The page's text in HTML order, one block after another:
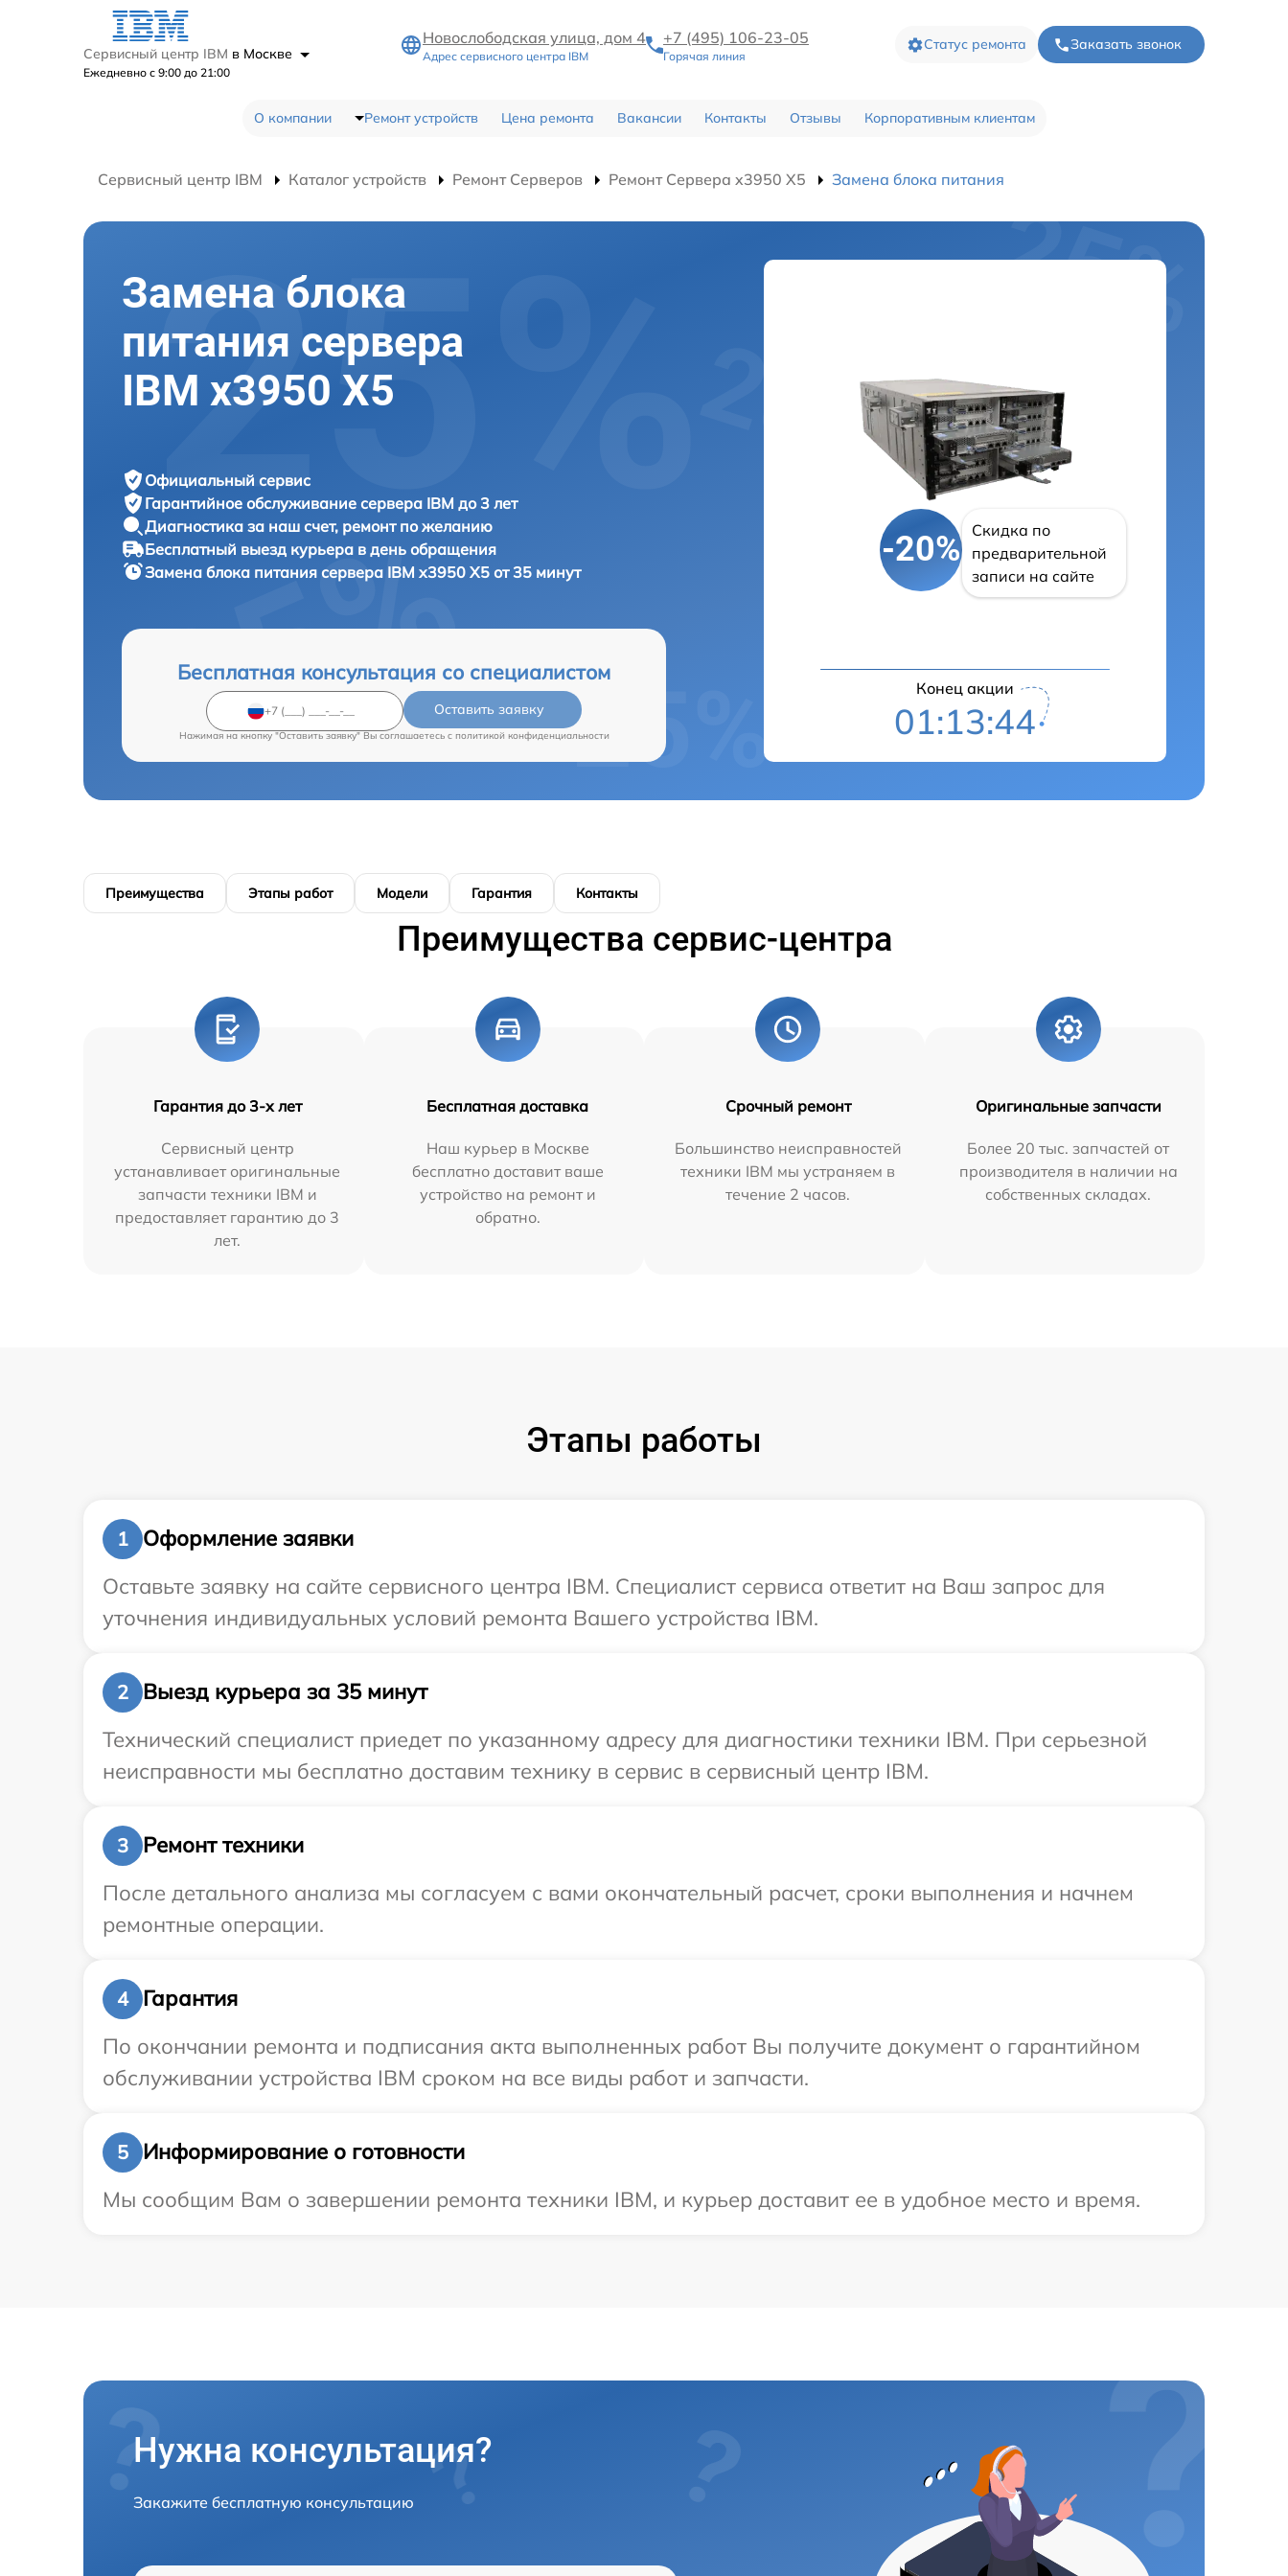
Сервисный центр IBM в Москве
Ежедневно с 9:00 до 21:00
Новослободская улица, дом 4
Адрес сервисного центра IBM
+7 (495) 106-23-05
Горячая линия
Статус ремонта Заказать звонок
О компании Ремонт устройств Цена ремонта Вакансии Контакты Отзывы Корпоративным клиентам
Сервисный центр IBM Каталог устройств Ремонт Серверов Ремонт Сервера x3950 X5 Замена блока питания
Замена блока
питания сервера
IBM x3950 X5
Официальный сервис
Гарантийное обслуживание сервера IBM до 3 лет
Диагностика за наш счет, ремонт по желанию
Бесплатный выезд курьера в день обращения
Замена блока питания сервера IBM x3950 X5 от 35 минут
Бесплатная консультация со специалистом
Оставить заявку
Нажимая на кнопку "Оставить заявку" Вы соглашаетесь c политикой конфиденциальности
-20%
Скидка по
предварительной
записи на сайте
Конец акции
01:13:43
Преимущества Этапы работ Модели Гарантия Контакты
Преимущества сервис-центра
Гарантия до 3-х лет
Сервисный центр
устанавливает оригинальные
запчасти техники IBM и
предоставляет гарантию до 3
лет.
Бесплатная доставка
Наш курьер в Москве
бесплатно доставит ваше
устройство на ремонт и
обратно.
Срочный ремонт
Большинство неисправностей
техники IBM мы устраняем в
течение 2 часов.
Оригинальные запчасти
Более 20 тыс. запчастей от
производителя в наличии на
собственных складах.
Этапы работы
1
Оформление заявки
Оставьте заявку на сайте сервисного центра IBM. Специалист сервиса ответит на Ваш запрос для
уточнения индивидуальных условий ремонта Вашего устройства IBM.
2
Выезд курьера за 35 минут
Технический специалист приедет по указанному адресу для диагностики техники IBM. При серьезной
неисправности мы бесплатно доставим технику в сервис в сервисный центр IBM.
3
Ремонт техники
После детального анализа мы согласуем с вами окончательный расчет, сроки выполнения и начнем
ремонтные операции.
4
Гарантия
По окончании ремонта и подписания акта выполненных работ Вы получите документ о гарантийном
обслуживании устройства IBM сроком на все виды работ и запчасти.
5
Информирование о готовности
Мы сообщим Вам о завершении ремонта техники IBM, и курьер доставит ее в удобное место и время.
Нужна консультация?
Закажите бесплатную консультацию